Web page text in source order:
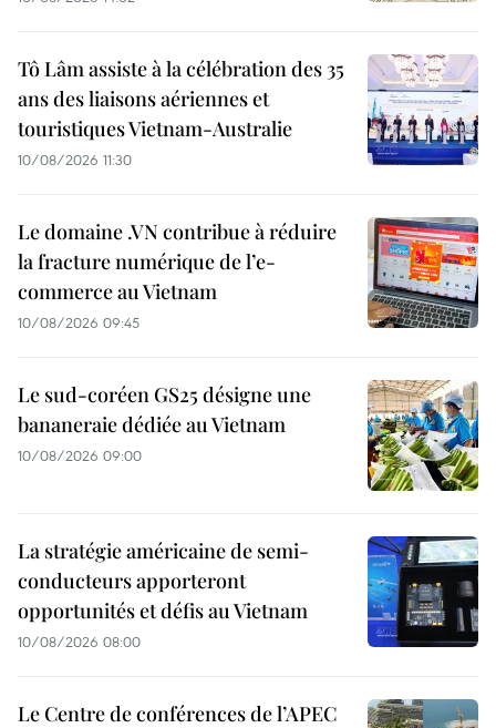
Tô Lâm assiste à la célébration des 35
ans des liaisons aériennes et
touristiques Vietnam-Australie
10/08/2026 11:30
Le domaine .VN contribue à réduire
la fracture numérique de l’e-
commerce au Vietnam
10/08/2026 09:45
Le sud-coréen GS25 désigne une
bananeraie dédiée au Vietnam
10/08/2026 09:00
La stratégie américaine de semi-
conducteurs apporteront
opportunités et défis au Vietnam
10/08/2026 08:00
Le Centre de conférences de l’APEC